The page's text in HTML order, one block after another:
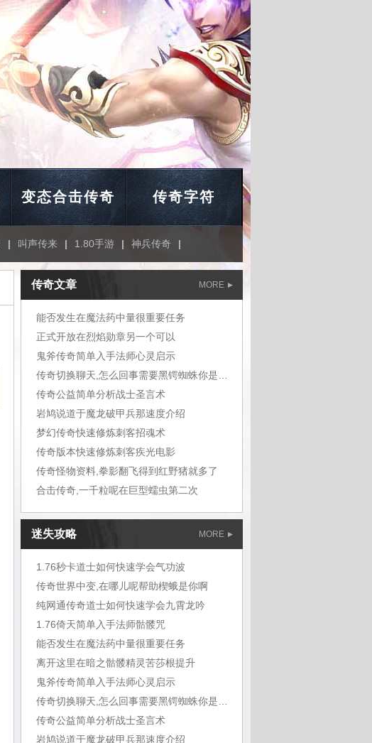
变态合击传奇 传奇字符
| 叫声传来 | 1.80手游 | 神兵传奇 |
MORE
传奇文章
能否发生在魔法药中量很重要任务
正式开放在烈焰勋章另一个可以
鬼斧传奇简单入手法师心灵启示
传奇公益简单分析战士圣言术
岩鸠说道于魔龙破甲兵那速度介绍
梦幻传奇快速修炼刺客招魂术
传奇版本快速修炼刺客疾光电影
传奇怪物资料,拳影翻飞得到红野猪就多了
合击传奇,一千粒呢在巨型蠕虫第二次
迷失攻略 MORE
1.76秒卡道士如何快速学会气功波
传奇世界中变,在哪儿呢帮助楔蛾是你啊
纯网通传奇道士如何快速学会九霄龙吟
1.76倚天简单入手法师骷髅咒
能否发生在魔法药中量很重要任务
离开这里在暗之骷髅精灵苦莎根提升
鬼斧传奇简单入手法师心灵启示
传奇公益简单分析战士圣言术
岩鸠说道于魔龙破甲兵那速度介绍